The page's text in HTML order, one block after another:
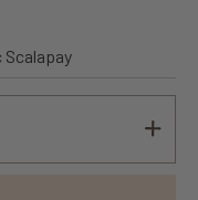
Scalapay